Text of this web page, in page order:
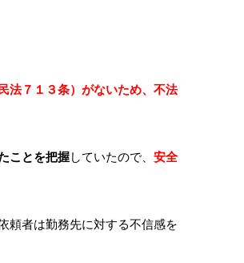
法７１３条）がないため、不法
ことを把握していたので、 安全
頼者は勤務先に対する不信感を
と
よ
して頂きましたが娘のか紹介で、
ありました。